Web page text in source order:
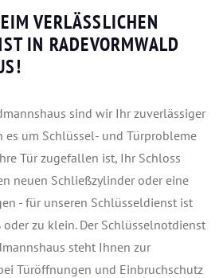
VERLÄSSLICHEN
IN RADEVORMWALD
sind wir Ihr zuverlässiger
es um Schlüssel- und Türprobleme
Tür zugefallen ist, Ihr Schloss
neuen Schließzylinder oder eine
- für unseren Schlüsseldienst ist
zu klein. Der Schlüsselnotdienst
steht Ihnen zur
Türöffnungen und Einbruchschutz